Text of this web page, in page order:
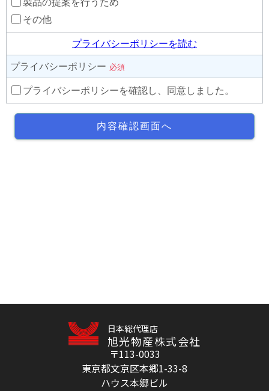
日本総代理店
旭光物産株式会社
〒113-0033
東京都文京区本郷1-33-8
ハウス本郷ビル